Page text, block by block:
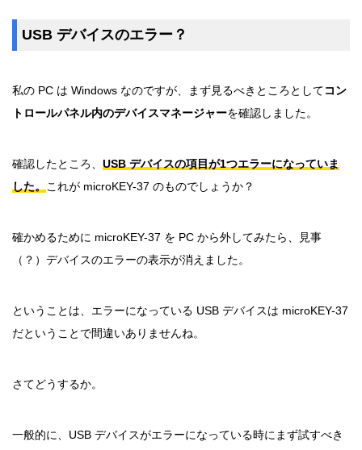
USB デバイスのエラー？
私の PC は Windows なのですが、まず見るべきところとしてコン
トロールパネル内のデバイスマネージャーを確認しました。
確認したところ、 USB デバイスの項目が1つエラーになっていま
した。
これが microKEY-37 のものでしょうか？
確かめるために microKEY-37 を PC から外してみたら、見事
（？）デバイスのエラーの表示が消えました。
ということは、エラーになっている USB デバイスは microKEY-37
だということで間違いありませんね。
さてどうするか。
一般的に、USB デバイスがエラーになっている時にまず試すべき